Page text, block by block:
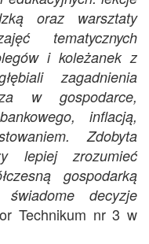
oraz warsztaty
tematycznych
i koleżanek z
zagadnienia
w gospodarce,
inflacją,
Zdobyta
lepiej zrozumieć
gospodarką
decyzje
Technikum nr 3 w